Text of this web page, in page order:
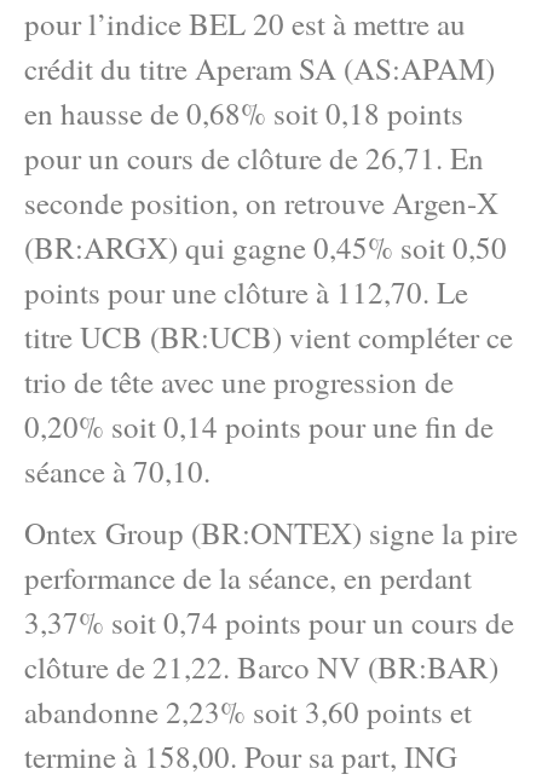
pour l’indice BEL 20 est à mettre au
crédit du titre Aperam SA (AS:APAM)
en hausse de 0,68% soit 0,18 points
pour un cours de clôture de 26,71. En
seconde position, on retrouve Argen-X
(BR:ARGX) qui gagne 0,45% soit 0,50
points pour une clôture à 112,70. Le
titre UCB (BR:UCB) vient compléter ce
trio de tête avec une progression de
0,20% soit 0,14 points pour une fin de
séance à 70,10.
Ontex Group (BR:ONTEX) signe la pire
performance de la séance, en perdant
3,37% soit 0,74 points pour un cours de
clôture de 21,22. Barco NV (BR:BAR)
abandonne 2,23% soit 3,60 points et
termine à 158,00. Pour sa part, ING